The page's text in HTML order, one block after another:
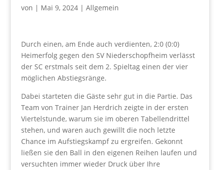
von | Mai 9, 2024| Allgemein
Durch einen, am Ende auch verdienten, 2:0 (0:0)
Heimerfolg gegen den SV Niederschopfheim verlässt
der SC erstmals seit dem 2. Spieltag einen der vier
möglichen Abstiegsränge.
Dabei starteten die Gäste sehr gut in die Partie. Das
Team von Trainer Jan Herdrich zeigte in der ersten
Viertelstunde, warum sie im oberen Tabellendrittel
stehen, und waren auch gewillt die noch letzte
Chance im Aufstiegskampf zu ergreifen. Gekonnt
ließen sie den Ball in den eigenen Reihen laufen und
versuchten immer wieder Druck über Ihre